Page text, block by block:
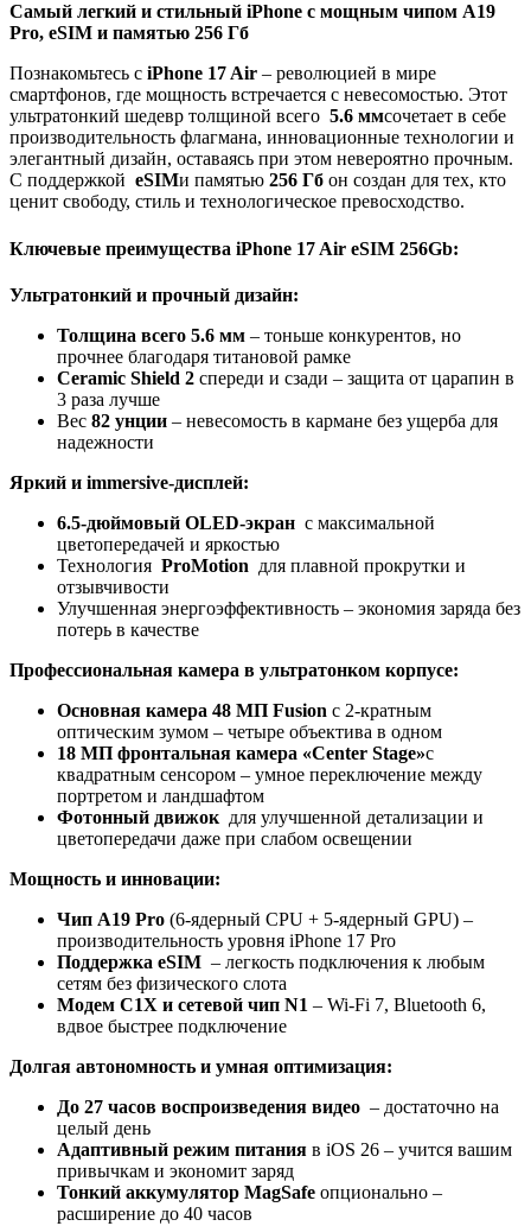
Самый легкий и стильный iPhone с мощным чипом A19
Pro, eSIM и памятью 256 Гб
Познакомьтесь с iPhone 17 Air – революцией в мире
смартфонов, где мощность встречается с невесомостью. Этот
ультратонкий шедевр толщиной всего 5.6 ммсочетает в себе
производительность флагмана, инновационные технологии и
элегантный дизайн, оставаясь при этом невероятно прочным.
С поддержкой eSIMи памятью 256 Гб он создан для тех, кто
ценит свободу, стиль и технологическое превосходство.
Ключевые преимущества iPhone 17 Air eSIM 256Gb:
Ультратонкий и прочный дизайн:
Толщина всего 5.6 мм – тоньше конкурентов, но
прочнее благодаря титановой рамке
Ceramic Shield 2 спереди и сзади – защита от царапин в
3 раза лучше
Вес 82 унции – невесомость в кармане без ущерба для
надежности
Яркий и immersive-дисплей:
6.5-дюймовый OLED-экран с максимальной
цветопередачей и яркостью
Технология ProMotion для плавной прокрутки и
отзывчивости
Улучшенная энергоэффективность – экономия заряда без
потерь в качестве
Профессиональная камера в ультратонком корпусе:
Основная камера 48 МП Fusion с 2-кратным
оптическим зумом – четыре объектива в одном
18 МП фронтальная камера «Center Stage»с
квадратным сенсором – умное переключение между
портретом и ландшафтом
Фотонный движок для улучшенной детализации и
цветопередачи даже при слабом освещении
Мощность и инновации:
Чип A19 Pro (6-ядерный CPU + 5-ядерный GPU) –
производительность уровня iPhone 17 Pro
Поддержка eSIM – легкость подключения к любым
сетям без физического слота
Модем C1X и сетевой чип N1 – Wi-Fi 7, Bluetooth 6,
вдвое быстрее подключение
Долгая автономность и умная оптимизация:
До 27 часов воспроизведения видео – достаточно на
целый день
Адаптивный режим питания в iOS 26 – учится вашим
привычкам и экономит заряд
Тонкий аккумулятор MagSafe опционально –
расширение до 40 часов